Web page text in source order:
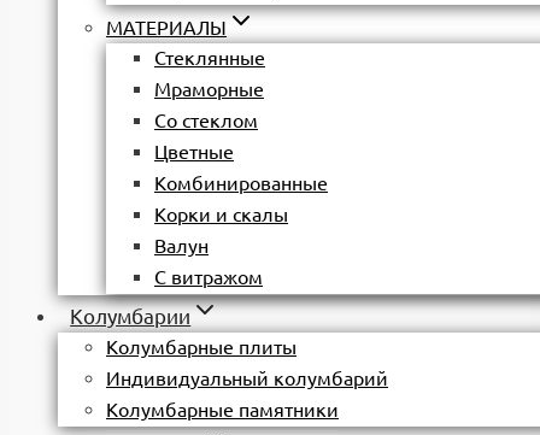
МАТЕРИАЛЫ
Стеклянные
Мраморные
Со стеклом
Цветные
Комбинированные
Корки и скалы
Валун
С витражом
Колумбарии
Колумбарные плиты
Индивидуальный колумбарий
Колумбарные памятники